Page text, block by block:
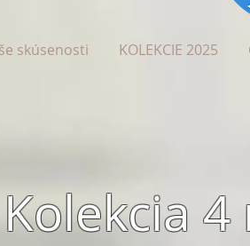
skúsenosti KOLEKCIE 2025
Kolekcia